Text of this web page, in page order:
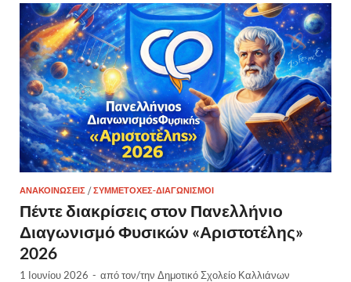
ΑΝΑΚΟΙΝΏΣΕΙΣ /ΣΥΜΜΕΤΟΧΈΣ-ΔΙΑΓΩΝΙΣΜΟΊ
Πέντε διακρίσεις στον Πανελλήνιο
Διαγωνισμό Φυσικών «Αριστοτέλης»
2026
1 Ιουνίου 2026 - από τον/την Δημοτικό Σχολείο Καλλιάνων